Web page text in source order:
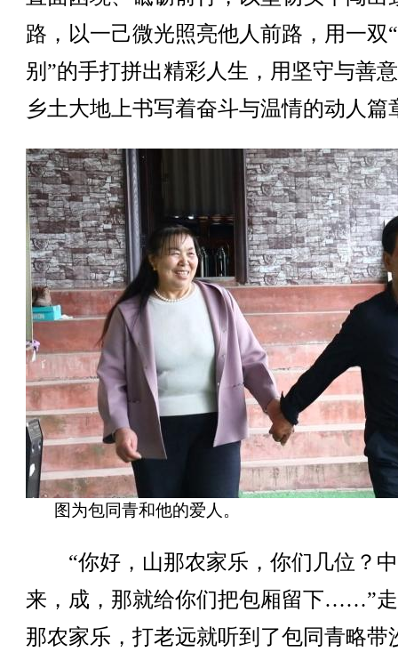
路，以一己微光照亮他人前路，用一双
别”的手打拼出精彩人生，用坚守与善
乡土大地上书写着奋斗与温情的动人篇
图为包同青和他的爱人。
“你好，山那农家乐，你们几位？
来，成，那就给你们把包厢留下……”
那农家乐，打老远就听到了包同青略带